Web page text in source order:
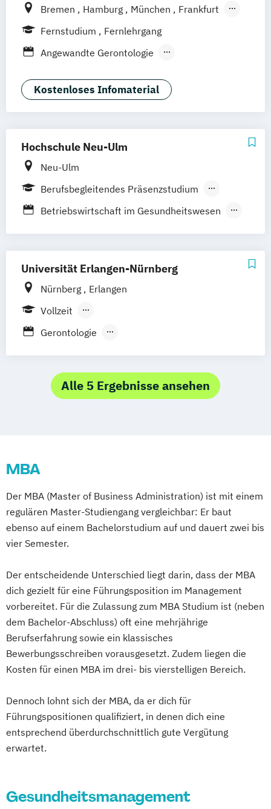
Bremen Hamburg München
Frankfurt
Köln
Göttingen Leipzig
Fernstudium
Fernlehrgang
Angewandte Gerontologie
Berufspädagogik & Management
Gerontologie - Kompetenzen für das
Gesundheitsökonomie
Health Economics & Management
Health Management
Management von Altenpflegeeinrichtungen
Public Health Sozialmanagement
Theoriegeleitete Pflege
Kostenloses Infomaterial
Hochschule Neu-Ulm
Neu-Ulm
Berufsbegleitendes Präsenzstudium
Vollzeit
Betriebswirtschaft im Gesundheitswesen
Informationsmanagement im
Gesundheitswesen
Management für Gesundheits- und
Universität Erlangen-Nürnberg
Nürnberg
Erlangen
Vollzeit
Berufsbegleitendes Präsenzstudium
Gerontologie
Health Business Administration
Health and Medical Management
Alle 5 Ergebnisse ansehen
MBA
Der MBA (Master of Business Administration) ist mit einem
regulären Master-Studiengang vergleichbar: Er baut
ebenso auf einem Bachelorstudium auf und dauert zwei bis
vier Semester.
Der entscheidende Unterschied liegt darin, dass der MBA
dich gezielt für eine Führungsposition im Management
vorbereitet. Für die Zulassung zum MBA Studium ist (neben
dem Bachelor-Abschluss) oft eine mehrjährige
Berufserfahrung sowie ein klassisches
Bewerbungsschreiben vorausgesetzt. Zudem liegen die
Kosten für einen MBA im drei- bis vierstelligen Bereich.
Dennoch lohnt sich der MBA, da er dich für
Führungspositionen qualifiziert, in denen dich eine
entsprechend überdurchschnittlich gute Vergütung
erwartet.
Gesundheitsmanagement